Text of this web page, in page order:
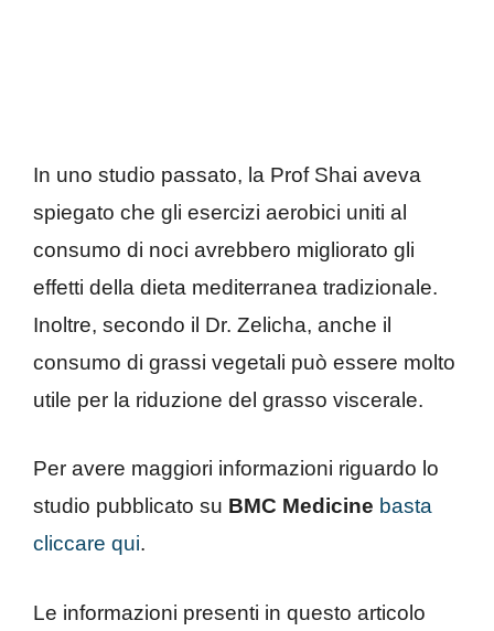
In uno studio passato, la Prof Shai aveva
spiegato che gli esercizi aerobici uniti al
consumo di noci avrebbero migliorato gli
effetti della dieta mediterranea tradizionale.
Inoltre, secondo il Dr. Zelicha, anche il
consumo di grassi vegetali può essere molto
utile per la riduzione del grasso viscerale.
Per avere maggiori informazioni riguardo lo
studio pubblicato su BMC Medicine basta
cliccare qui.
Le informazioni presenti in questo articolo